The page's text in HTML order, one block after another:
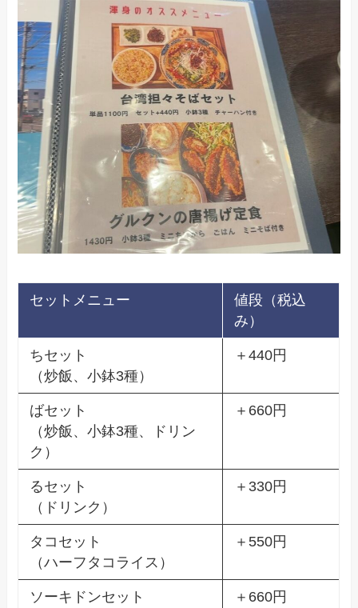
セットメニュー
値段（税込
み）
ちセット
（炒飯、小鉢3種）
＋440円
ばセット
（炒飯、小鉢3種、ドリン
ク）
＋660円
るセット
（ドリンク）
＋330円
タコセット
（ハーフタコライス）
＋550円
ソーキドンセット ＋660円